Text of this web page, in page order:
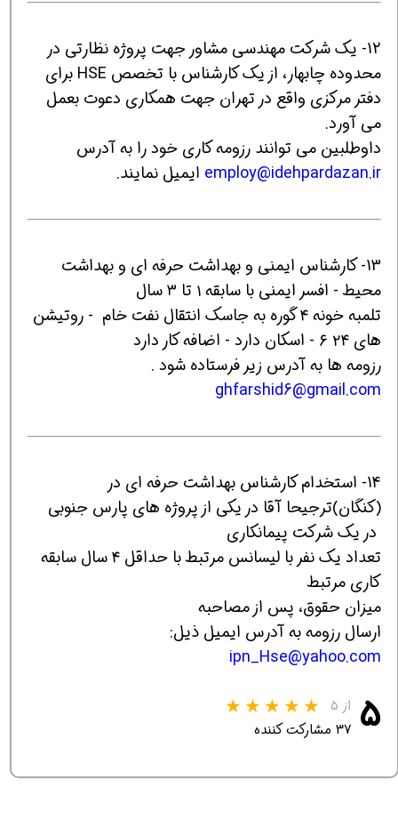
12- یک شرکت مهندسی مشاور جهت پروژه نظارتی در
محدوده چابهار، از یک کارشناس با تخصص HSE برای
دفتر مرکزی واقع در تهران جهت همکاری دعوت بعمل
می آورد.
داوطلبین می توانند رزومه کاری خود را به آدرس
employ@idehpardazan.ir ایمیل نمایند.
13- کارشناس ایمنی و بهداشت حرفه ای و بهداشت
محیط - افسر ایمنی با سابقه ۱ تا ۳ سال
تلمبه خونه ۴ گوره به جاسک انتقال نفت خام - روتیشن
های ۲۴ ۶ - اسکان دارد - اضافه کار دارد
رزومه ها به آدرس زیر فرستاده شود .
ghfarshid6@gmail.com
14- استخدام کارشناس بهداشت حرفه ای در
(کنگان)ترجیحا آقا در یکی از پروژه های پارس جنوبی
در یک شرکت پیمانکاری
تعداد یک نفر با لیسانس مرتبط با حداقل ۴ سال سابقه
کاری مرتبط
میزان حقوق، پس از مصاحبه
ارسال رزومه به آدرس ایمیل ذیل:
ipn_Hse@yahoo.com
۵ از ۵
۳۷ مشارکت کننده